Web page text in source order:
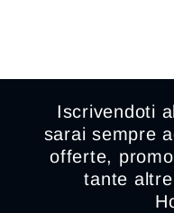
Iscrivendoti
sarai sempre
offerte,
tante